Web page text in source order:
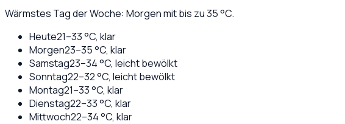
Wärmstes Tag der Woche: Morgen mit bis zu 35 °C.
Heute21–33°C, klar
Morgen23–35°C, klar
Samstag23–34°C, leicht bewölkt
Sonntag22–32°C, leicht bewölkt
Montag21–33°C, klar
Dienstag22–33°C, klar
Mittwoch22–34°C, klar